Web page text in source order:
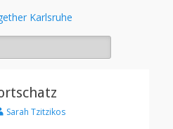
Together
Menschen mit Fluchterfahrung und
Sarah Tzitzikos